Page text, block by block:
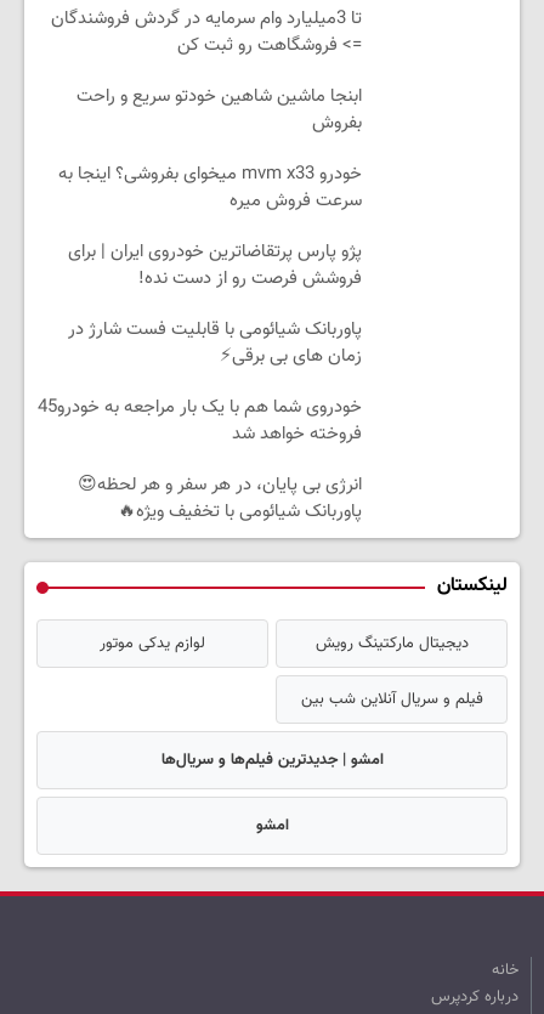
تا 3میلیارد وام سرمایه در گردش فروشندگان
=> فروشگاهت رو ثبت کن
ابنجا ماشین شاهین خودتو سریع و راحت
بفروش
خودرو mvm x33 میخوای بفروشی؟ اینجا به
سرعت فروش میره
پژو پارس پرتقاضاترین خودروی ایران | برای
فروشش فرصت رو از دست نده!
پاوربانک شیائومی با قابلیت فست شارژ در
زمان های بی برقی⚡
خودروی شما هم با یک بار مراجعه به خودرو45
فروخته خواهد شد
انرژی بی پایان، در هر سفر و هر لحظه😍
پاوربانک شیائومی با تخفیف ویژه🔥
لینکستان
دیجیتال مارکتینگ رویش لوازم یدکی موتور
فیلم و سریال آنلاین شب بین
امشو | جدیدترین فیلم‌ها و سریال‌ها
امشو
خانه
درباره کردپرس